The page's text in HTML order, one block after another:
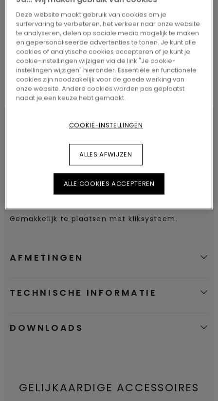
ZOEKEN
PRODUCTKENMERKEN
Stevige aluminium profielen met
Gemakkelijk te plaatsen met kliksysteem.
AFMETINGEN
TECHNISCHE INFORMATIE
DOWNLOADS
GELIJKAARDIGE ACCESSOIRES
Deze website maakt gebruik van cookies om je
surfervaring te verbeteren, het verkeer naar onze website
te analyseren, delen op sociale media mogelijk te maken
en gepersonaliseerde advertenties te tonen. Je kunt alle
cookies of analytische cookies accepteren of je kunt je
cookie-instellingen wijzigen via de link "Je cookie-
instellingen wijzigen" hieronder. Essentiële en functionele
cookies zijn noodzakelijk voor de goede werking van
onze website. Andere cookies worden pas geplaatst
nadat je een keuze hebt gemaakt.
COOKIE-INSTELLINGEN
ALLES AFWIJZEN
ALLE COOKIES ACCEPTEREN